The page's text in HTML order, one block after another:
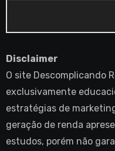
Disclaimer
O site Descomplicando
exclusivamente
estratégias de
geração de renda
estudos, porém não